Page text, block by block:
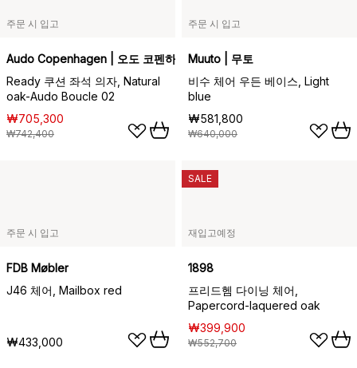
주문 시 입고
Audo Copenhagen | 오도 코펜하겐
Ready 쿠션 좌석 의자, Natural
oak-Audo Boucle 02
₩705,300
₩742,400
주문 시 입고
Muuto | 무토
비수 체어 우든 베이스, Light
blue
₩581,800
₩640,000
주문 시 입고
FDB Møbler
J46 체어, Mailbox red
₩433,000
재입고예정
1898
프리드헴 다이닝 체어,
Papercord-laquered oak
₩399,900
₩552,700
SALE